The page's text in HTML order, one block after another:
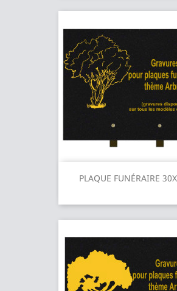
PLAQUE FUNÉRAIRE